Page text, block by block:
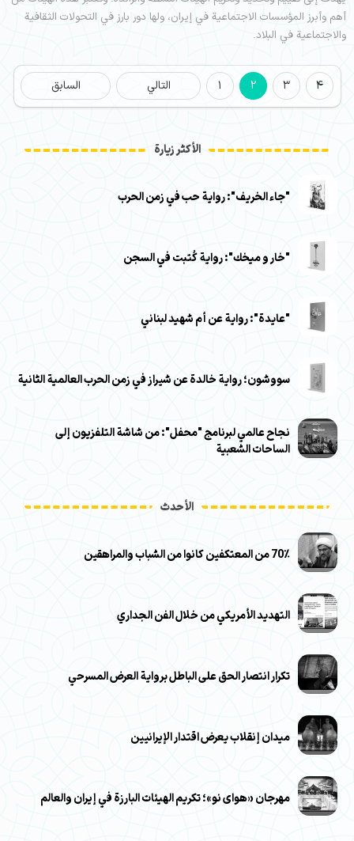
أهم وأبرز المؤسسات الاجتماعية في إيران، ولها دور بارز في التحولات الثقافية
والاجتماعية في البلاد.
السابق التالي 1 2 3 4
الأكثر زيارة
"جاء الخريف": رواية حب في زمن الحرب
"خار و ميخك": رواية كُتبت في السجن
"عايدة": رواية عن أم شهيد لبناني
سووشون؛ رواية خالدة عن شيراز في زمن الحرب العالمية الثانية
نجاح عالمي لبرنامج "محفل": من شاشة التلفزيون إلى
الساحات الشعبية
الأحدث
70٪ من المعتكفين كانوا من الشباب والمراهقين
التهديد الأمريكي من خلال الفن الجداري
تكرار انتصار الحق على الباطل برواية العرض المسرحي
ميدان إنقلاب يعرض اقتدار الإيرانيين
مهرجان «هوای نو»؛ تكريم الهيئات البارزة في إيران والعالم